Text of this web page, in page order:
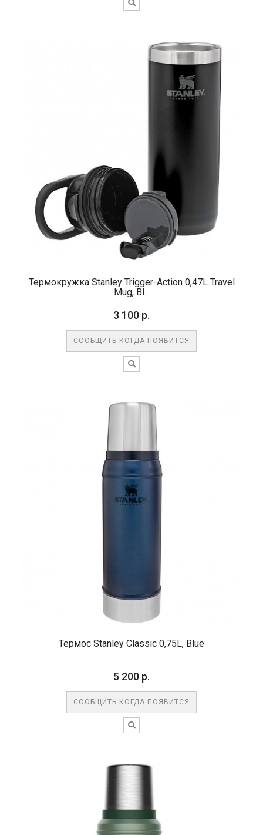
Термокружка Stanley Trigger-Action 0,47L Travel
Mug, Bl...
3 100 р.
СООБЩИТЬ КОГДА ПОЯВИТСЯ
Термос Stanley Classic 0,75L, Blue
5 200 р.
СООБЩИТЬ КОГДА ПОЯВИТСЯ